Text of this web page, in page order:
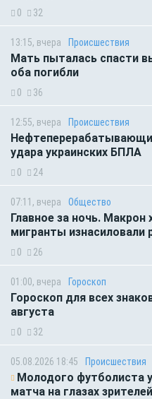
0 32
13:15, вчера Происшествия
Мать пыталась спасти
оба погибли
0 36
12:55, вчера Происшествия
удара украинских БПЛА
0 24
07:11, вчера Общество
Главное за ночь.
мигранты изнасиловали
0 26
01:00, вчера Гороскоп
Гороскоп для всех
августа
0 32
05.08.2026 18:45 Происшествия
Молодого футболиста
матча на глазах зрителей